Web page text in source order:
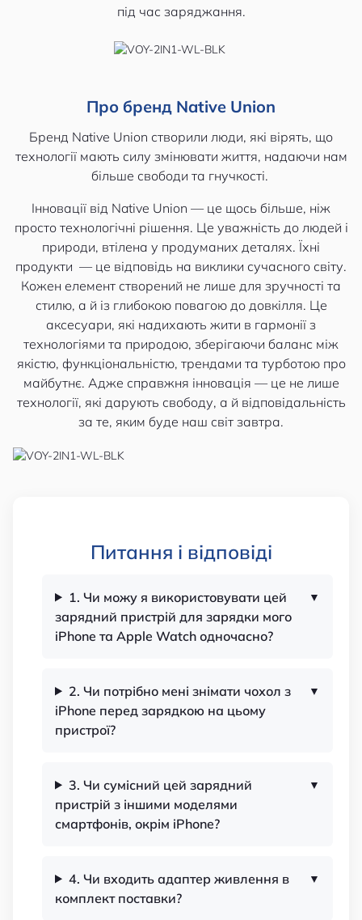
під час заряджання.
Про бренд Native Union
Бренд Native Union створили люди, які вірять, що
технології мають силу змінювати життя, надаючи нам
більше свободи та гнучкості.
Інновації від Native Union — це щось більше, ніж
просто технологічні рішення. Це уважність до людей і
природи, втілена у продуманих деталях. Їхні
продукти — це відповідь на виклики сучасного світу.
Кожен елемент створений не лише для зручності та
стилю, а й із глибокою повагою до довкілля. Це
аксесуари, які надихають жити в гармонії з
технологіями та природою, зберігаючи баланс між
якістю, функціональністю, трендами та турботою про
майбутнє. Адже справжня інновація — це не лише
технології, які дарують свободу, а й відповідальність
за те, яким буде наш світ завтра.
Питання і відповіді
1. Чи можу я використовувати цей
зарядний пристрій для зарядки мого
iPhone та Apple Watch одночасно?
2. Чи потрібно мені знімати чохол з
iPhone перед зарядкою на цьому
пристрої?
3. Чи сумісний цей зарядний
пристрій з іншими моделями
смартфонів, окрім iPhone?
4. Чи входить адаптер живлення в
комплект поставки?